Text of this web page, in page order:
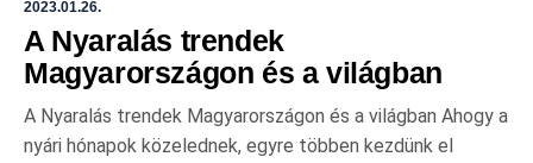
2023.01.26.
A Nyaralás trendek
Magyarországon és a világban
A Nyaralás trendek Magyarországon és a világban Ahogy a
nyári hónapok közelednek, egyre többen kezdünk el